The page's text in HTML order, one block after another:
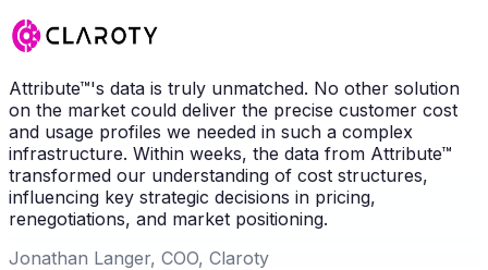
Attribute™'s data is truly unmatched. No other solution
on the market could deliver the precise customer cost
and usage profiles we needed in such a complex
infrastructure. Within weeks, the data from Attribute™
transformed our understanding of cost structures,
influencing key strategic decisions in pricing,
renegotiations, and market positioning.
Jonathan Langer, COO, Claroty